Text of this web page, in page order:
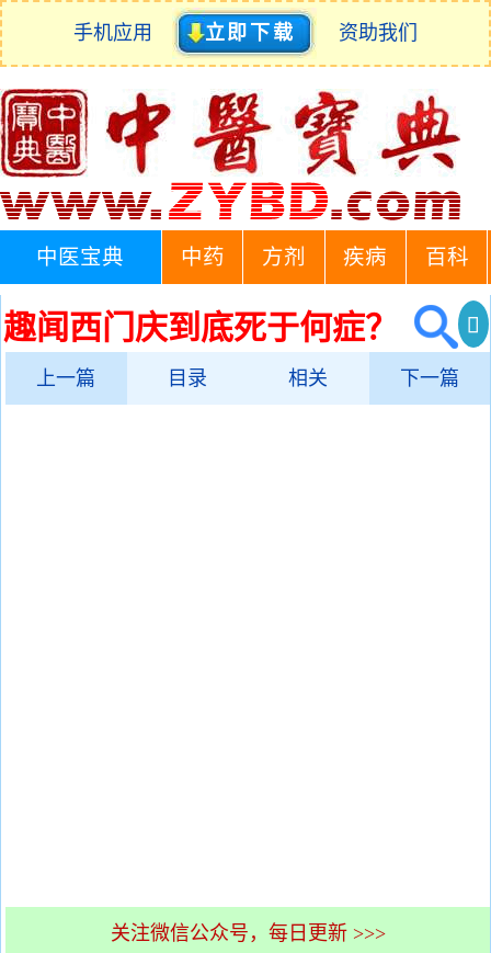
手机应用 立即下载 资助我们
中医宝典 中药 方剂 疾病 百科
趣闻西门庆到底死于何症？
上一篇 目录 相关 下一篇
关注微信公众号，每日更新 >>>